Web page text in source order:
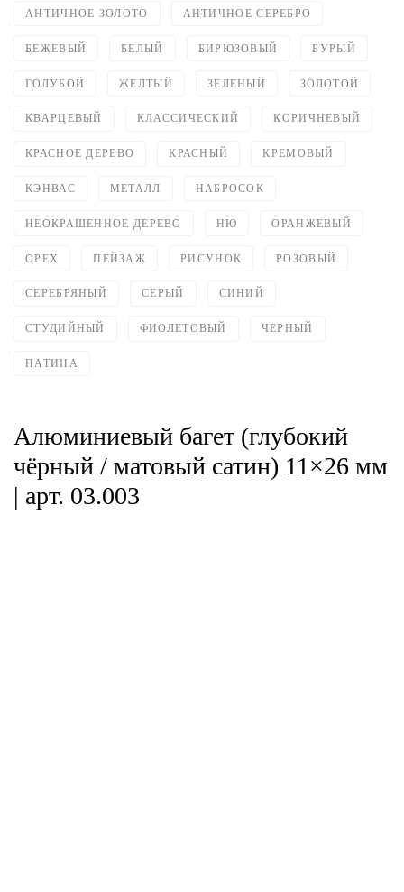
АНТИЧНОЕ ЗОЛОТО АНТИЧНОЕ СЕРЕБРО
БЕЖЕВЫЙ БЕЛЫЙ БИРЮЗОВЫЙ БУРЫЙ
ГОЛУБОЙ ЖЕЛТЫЙ ЗЕЛЕНЫЙ ЗОЛОТОЙ
КВАРЦЕВЫЙ КЛАССИЧЕСКИЙ КОРИЧНЕВЫЙ
КРАСНОЕ ДЕРЕВО КРАСНЫЙ КРЕМОВЫЙ
КЭНВАС МЕТАЛЛ НАБРОСОК
НЕОКРАШЕННОЕ ДЕРЕВО НЮ ОРАНЖЕВЫЙ
ОРЕХ ПЕЙЗАЖ РИСУНОК РОЗОВЫЙ
СЕРЕБРЯНЫЙ СЕРЫЙ СИНИЙ
СТУДИЙНЫЙ ФИОЛЕТОВЫЙ ЧЕРНЫЙ
ПАТИНА
Алюминиевый багет (глубокий
чёрный / матовый сатин) 11×26 мм
| арт. 03.003